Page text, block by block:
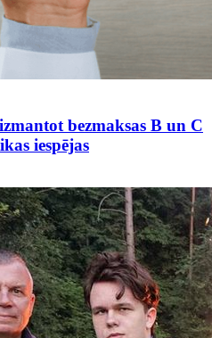
bezmaksas B un C
iespējas